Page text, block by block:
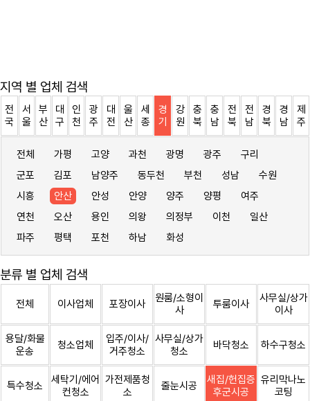
지역 별 업체 검색
전
국
서
울
부
산
대
구
인
천
광
주
대
전
울
산
세
종
경
기
강
원
충
북
충
남
전
북
전
남
경
북
경
남
제
주
전체 가평 고양 과천 광명 광주
구리
군포
김포 남양주 동두천 부천 성남
수원
시흥
안산 안성 안양 양주 양평
여주
연천
오산 용인 의왕 의정부 이천
일산
파주
평택 포천 하남 화성
분류 별 업체 검색
전체 이사업체 포장이사
원룸/소형이
사
투룸이사
사무실/상가
이사
용달/화물
운송
청소업체
입주/이사/
거주청소
사무실/상가
청소
바닥청소 하수구청소
특수청소
세탁기/에어
컨청소
가전제품청
소
줄눈시공
새집/헌집증
후군시공
유리막나노
코팅